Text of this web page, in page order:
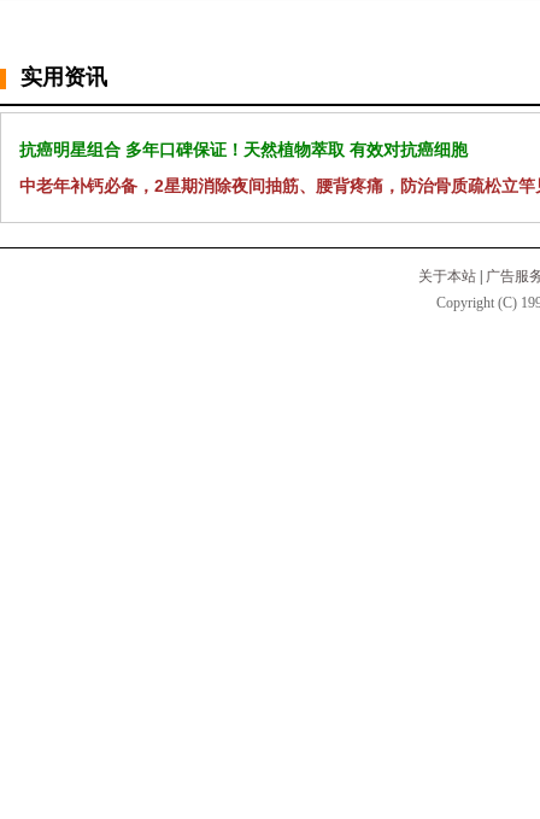
实用资讯
抗癌明星组合 多年口碑保证！天然植物萃取 有效对抗癌细胞
中老年补钙必备，2星期消除夜间抽筋、腰背疼痛，防治骨质疏松立竿
关于本站
广告服
Copyright (C)